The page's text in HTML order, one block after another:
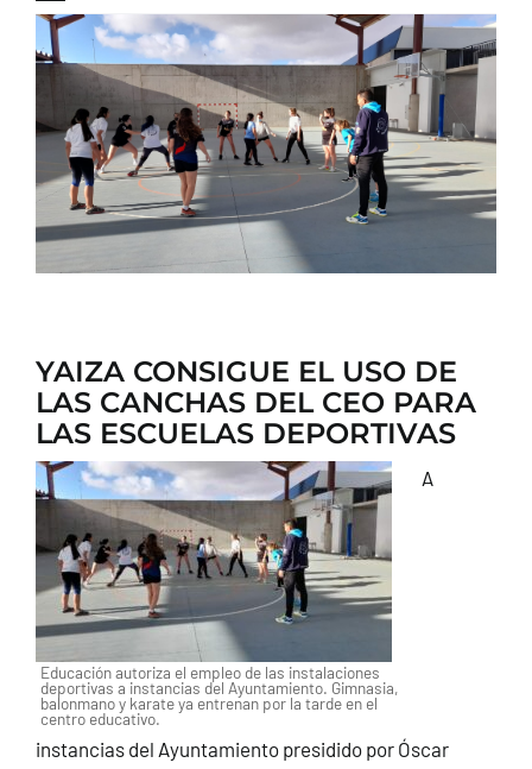
TURISMO
CONTACTO
YAIZA CONSIGUE EL USO DE
LAS CANCHAS DEL CEO PARA
LAS ESCUELAS DEPORTIVAS
Educación autoriza el empleo de las instalaciones
deportivas a instancias del Ayuntamiento. Gimnasia,
balonmano y karate ya entrenan por la tarde en el
centro educativo.
A
instancias del Ayuntamiento presidido por Óscar